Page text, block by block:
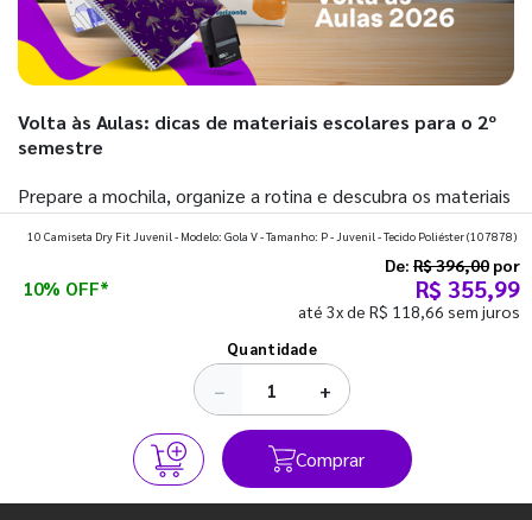
Volta às Aulas: dicas de materiais escolares para o 2º
semestre
Prepare a mochila, organize a rotina e descubra os materiais
que fazem toda diferença para começar o segundo
10 Camiseta Dry Fit Juvenil - Modelo: Gola V - Tamanho: P - Juvenil - Tecido Poliéster(107878)
10% OFF*
De: R$ 396,00 por
R$ 355,99
até 3x de R$ 118,66 sem juros
Quantidade
− +
Comprar